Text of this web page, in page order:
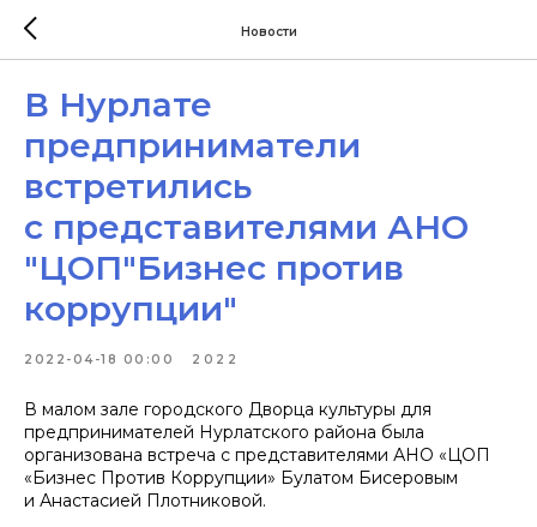
Новости
В Нурлате
предприниматели
встретились
с представителями АНО
"ЦОП"Бизнес против
коррупции"
2022-04-18 00:00 2022
В малом зале городского Дворца культуры для
предпринимателей Нурлатского района была
организована встреча с представителями АНО «ЦОП
«Бизнес Против Коррупции» Булатом Бисеровым
и Анастасией Плотниковой.